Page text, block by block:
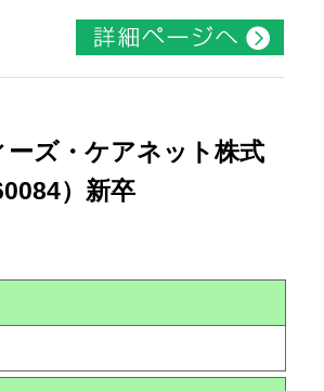
ーズ・ケアネット株式
）新卒